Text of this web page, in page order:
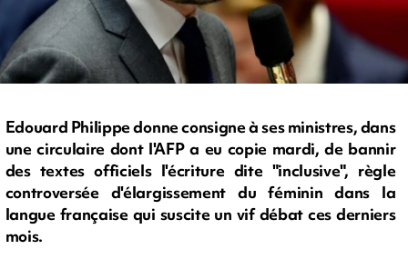
Edouard Philippe donne consigne à ses ministres, dans
une circulaire dont l'AFP a eu copie mardi, de bannir
des textes officiels l'écriture dite "inclusive", règle
controversée d'élargissement du féminin dans la
langue française qui suscite un vif débat ces derniers
mois.